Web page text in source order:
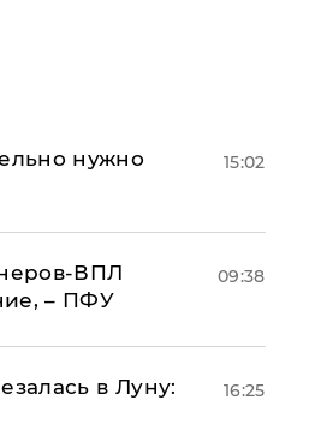
нужно
15:02
ВПЛ
– ПФУ
09:38
в Луну:
16:25